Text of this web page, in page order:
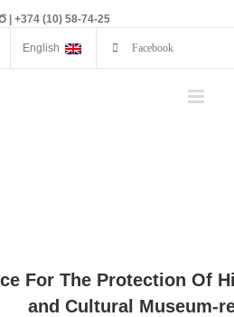
+374 (10) 58-74-25
English Facebook
For The Protection Of
and Cultural Museum-